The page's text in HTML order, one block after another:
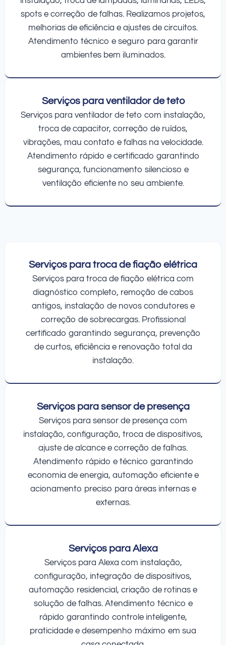
spots e correção de falhas. Realizamos projetos,
melhorias de eficiência e ajustes de circuitos.
Atendimento técnico e seguro para garantir
ambientes bem iluminados.
Serviços para ventilador de teto
Serviços para ventilador de teto com instalação,
troca de capacitor, correção de ruídos,
vibrações, mau contato e falhas na velocidade.
Atendimento rápido e certificado garantindo
segurança, funcionamento silencioso e
ventilação eficiente no seu ambiente.
Serviços para troca de fiação elétrica
Serviços para troca de fiação elétrica com
diagnóstico completo, remoção de cabos
antigos, instalação de novos condutores e
correção de sobrecargas. Profissional
certificado garantindo segurança, prevenção
de curtos, eficiência e renovação total da
instalação.
Serviços para sensor de presença
Serviços para sensor de presença com
instalação, configuração, troca de dispositivos,
ajuste de alcance e correção de falhas.
Atendimento rápido e técnico garantindo
economia de energia, automação eficiente e
acionamento preciso para áreas internas e
externas.
Serviços para Alexa
Serviços para Alexa com instalação,
configuração, integração de dispositivos,
automação residencial, criação de rotinas e
solução de falhas. Atendimento técnico e
rápido garantindo controle inteligente,
praticidade e desempenho máximo em sua